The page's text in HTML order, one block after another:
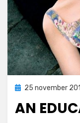
Geplaatst
25 november
AN